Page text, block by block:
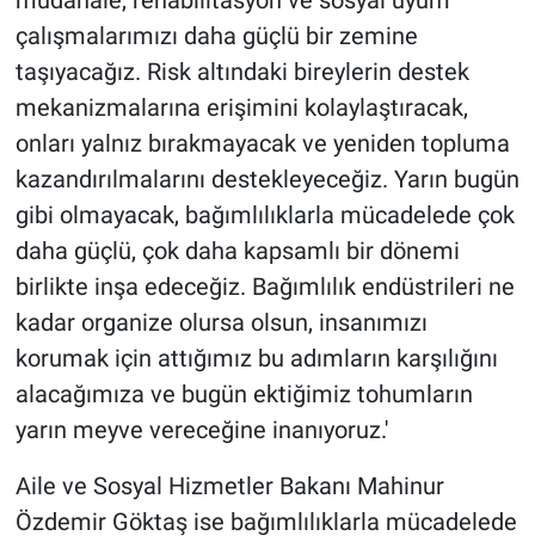
çalışmalarımızı daha güçlü bir zemine
taşıyacağız. Risk altındaki bireylerin destek
mekanizmalarına erişimini kolaylaştıracak,
onları yalnız bırakmayacak ve yeniden topluma
kazandırılmalarını destekleyeceğiz. Yarın bugün
gibi olmayacak, bağımlılıklarla mücadelede çok
daha güçlü, çok daha kapsamlı bir dönemi
birlikte inşa edeceğiz. Bağımlılık endüstrileri ne
kadar organize olursa olsun, insanımızı
korumak için attığımız bu adımların karşılığını
alacağımıza ve bugün ektiğimiz tohumların
yarın meyve vereceğine inanıyoruz.'
Aile ve Sosyal Hizmetler Bakanı Mahinur
Özdemir Göktaş ise bağımlılıklarla mücadelede